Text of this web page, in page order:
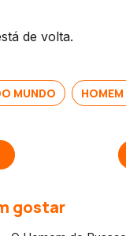
de volta.
MUNDO
gostar